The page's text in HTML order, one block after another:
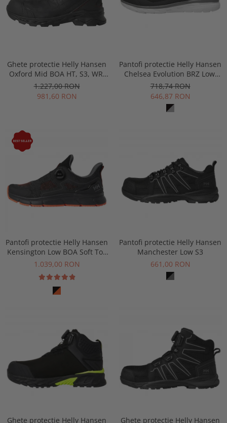
Ghete protectie Helly Hansen
Oxford Mid BOA HT, S3, WR,
HRO, SRC, ESD, negre
1.227,00 RON
981,60 RON
Pantofi protectie Helly Hansen
Chelsea Evolution BRZ Low,
S1P
718,74 RON
646,87 RON
Pantofi protectie Helly Hansen
Kensington Low BOA Soft Toe
O1
1.039,00 RON
Pantofi protectie Helly Hansen
Manchester Low S3
661,00 RON
Ghete protectie Helly Hansen
Ghete protectie Helly Hansen